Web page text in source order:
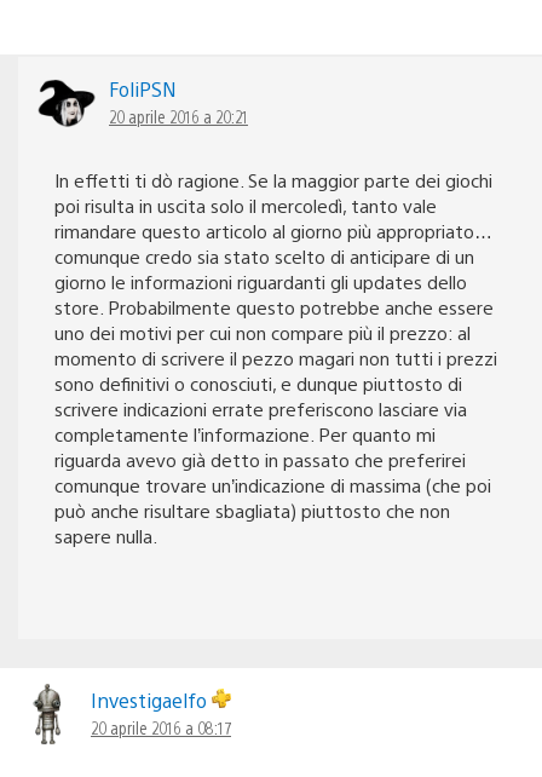
FoliPSN
20 aprile 2016 a 20:21
In effetti ti dò ragione. Se la maggior parte dei giochi
poi risulta in uscita solo il mercoledì, tanto vale
rimandare questo articolo al giorno più appropriato…
comunque credo sia stato scelto di anticipare di un
giorno le informazioni riguardanti gli updates dello
store. Probabilmente questo potrebbe anche essere
uno dei motivi per cui non compare più il prezzo: al
momento di scrivere il pezzo magari non tutti i prezzi
sono definitivi o conosciuti, e dunque piuttosto di
scrivere indicazioni errate preferiscono lasciare via
completamente l’informazione. Per quanto mi
riguarda avevo già detto in passato che preferirei
comunque trovare un’indicazione di massima (che poi
può anche risultare sbagliata) piuttosto che non
sapere nulla.
Investigaelfo
20 aprile 2016 a 08:17